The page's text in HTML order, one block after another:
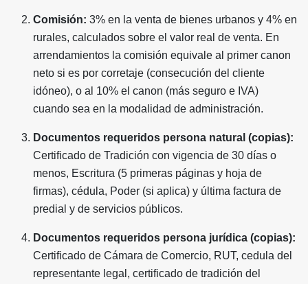
Comisión: 3% en la venta de bienes urbanos y 4% en
rurales, calculados sobre el valor real de venta. En
arrendamientos la comisión equivale al primer canon
neto si es por corretaje (consecución del cliente
idóneo), o al 10% el canon (más seguro e IVA)
cuando sea en la modalidad de administración.
Documentos requeridos persona natural (copias):
Certificado de Tradición con vigencia de 30 días o
menos, Escritura (5 primeras páginas y hoja de
firmas), cédula, Poder (si aplica) y última factura de
predial y de servicios públicos.
Documentos requeridos persona jurídica (copias):
Certificado de Cámara de Comercio, RUT, cedula del
representante legal, certificado de tradición del